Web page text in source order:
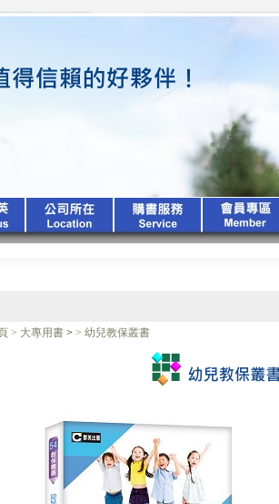
> 大專用書 > > 幼兒教保叢書